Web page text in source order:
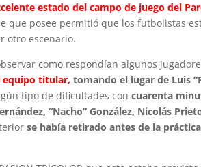
estadodel campo de juego del
que posee permitió que los futbolistas
otro escenario.
como respondían algunos
equipo titular, tomando el lugar de Luis
tipo de dificultades concuarenta
“Nacho” González, Nicolás
se había retirado antes de la